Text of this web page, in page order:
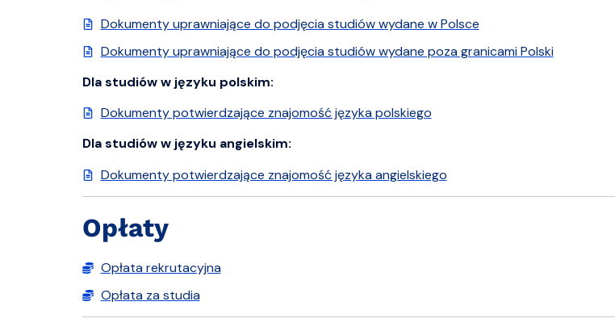
Dokumenty uprawniające do podjęcia studiów wydane w Polsce
Dokumenty uprawniające do podjęcia studiów wydane poza granicami Polski
Dla studiów w języku polskim:
Dokumenty potwierdzające znajomość języka polskiego
Dla studiów w języku angielskim:
Dokumenty potwierdzające znajomość języka angielskiego
Opłaty
Opłata rekrutacyjna
Opłata za studia